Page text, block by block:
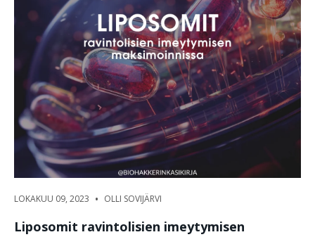
LOKAKUU 09, 2023 • OLLI SOVIJÄRVI
Liposomit ravintolisien imeytymisen